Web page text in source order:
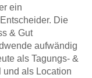
ein
Die
& Gut
aufwändig
als Tagungs- &
und als Location